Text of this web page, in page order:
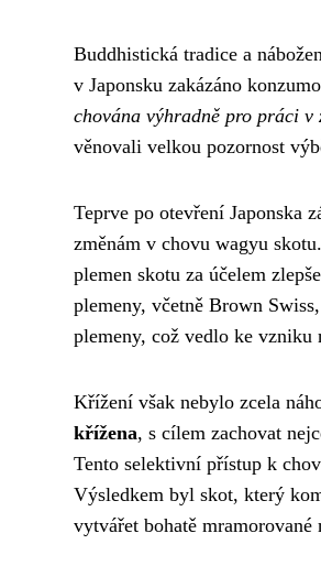
Buddhistická tradice a
v Japonsku zakázáno
chována výhradně pro práci v
věnovali velkou pozornost
Teprve po otevření Japonska
změnám v chovu wagyu
plemen skotu za účelem
plemeny, včetně Brown
plemeny, což vedlo ke vzniku
Křížení však nebylo zcela
křížena, s cílem zachovat
Tento selektivní přístup k
Výsledkem byl skot, který
vytvářet bohatě mramorované